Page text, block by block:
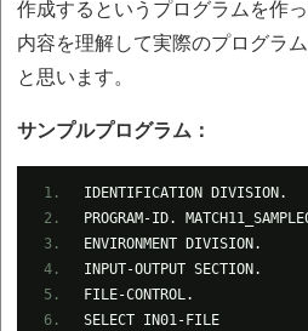
作成するというプログラムを作
内容を理解して実際のプログラ
と思います。
サンプルプログラム：
IDENTIFICATION DIVISION.
PROGRAM-ID.
ENVIRONMENT DIVISION.
INPUT-OUTPUT SECTION.
FILE-CONTROL.
SELECT IN01-FILE